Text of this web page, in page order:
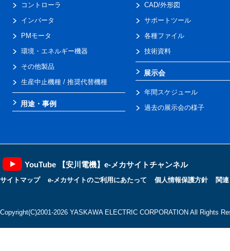
コントローラ
インバータ
PMモータ
環境・エネルギー機器
その他製品
生産中止機種 / 推奨代替機種
用途・事例
CAD/外形図
サポートツール
各種ファイル
技術資料
展示会
年間スケジュール
過去の展示会の様子
YouTube 【安川電機】e-メカサイトチャンネル
サイトマップ e-メカサイトのご利用にあたって 個人情報保護方針 関
Copyright(C)2001‐2026 YASKAWA ELECTRIC CORPORATION All Rights